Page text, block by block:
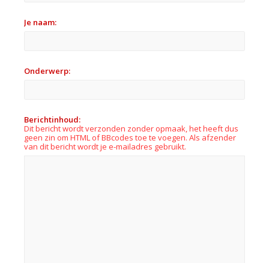
Je naam:
Onderwerp:
Berichtinhoud:
Dit bericht wordt verzonden zonder opmaak, het heeft dus
geen zin om HTML of BBcodes toe te voegen. Als afzender
van dit bericht wordt je e-mailadres gebruikt.